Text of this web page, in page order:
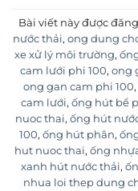
Bài viết này được
nước thải, ong dung
xe xử lý môi trường,
cam lưới phi 100, ong
ong gan cam phi 100,
cam lưới, ống hút bể
nuoc thai, ống hút
100, ống hút phân,
hut nuoc thai, ống
xanh hút nước thải,
nhua loi thep dung